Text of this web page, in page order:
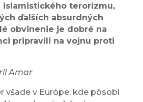
islamistického terorizmu,
ďalších absurdných
obvinenie je dobré na
pripravili na vojnu proti
Amar
všade v Európe, kde pôsobí